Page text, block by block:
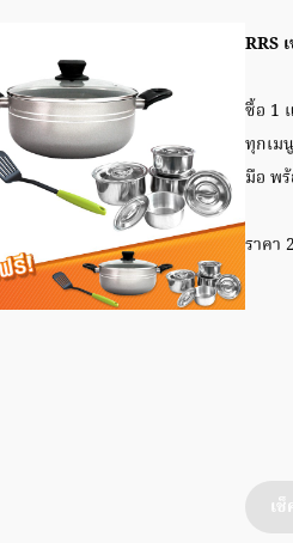
RRS
ซื้อ 1
ทุกเม
มือ พ
ราคา
เ